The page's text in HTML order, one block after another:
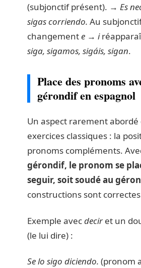
(subjonctif présent). → Es
sigas corriendo. Au
changemente → i
siga, sigamos, sigáis, sigan.
Place des pronoms
gérondif en espagnol
Un aspect rarement abordé
exercices classiques : la
pronoms compléments.
gérondif, le pronom se
seguir, soit soudé au
constructions sont
Exemple avecdeciret un
(le lui dire) :
Se lo sigo diciendo. (pronom